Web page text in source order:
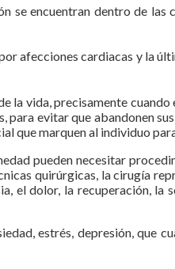
se encuentran dentro de
afecciones cardiacas y la
la vida, precisamente
evitar que abandonen
que marquen al individuo
pueden necesitar
quirúrgicas, la cirugía
el dolor, la recuperación,
estrés, depresión, que